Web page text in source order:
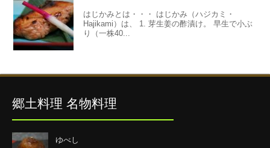
はじかみとは・・・ はじかみ（ハジカミ・
Hajikami）は、 1. 芽生姜の酢漬け。 早生で小ぶ
り（一株40...
郷土料理 名物料理
ゆべし